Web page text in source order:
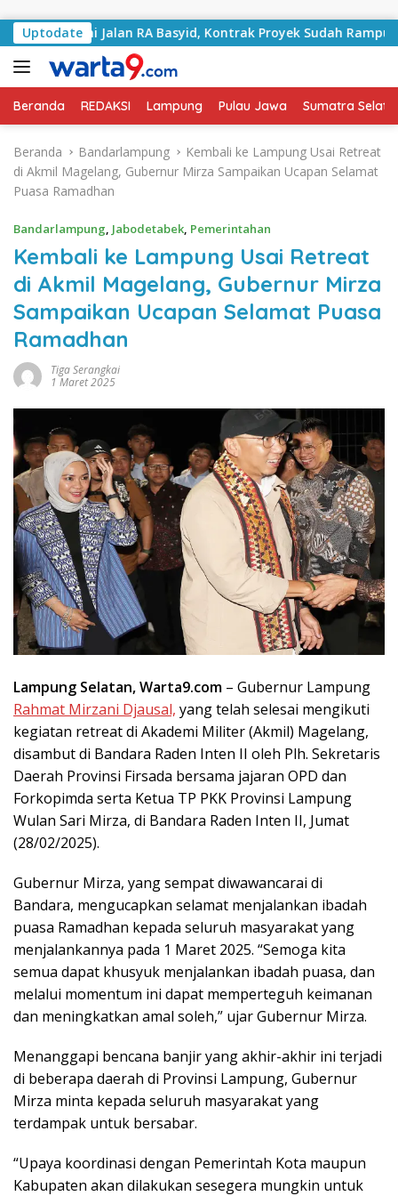
Uptodate
Jalan RA Basyid, Kontrak Proyek Sudah Rampung
Beranda REDAKSI Lampung Pulau Jawa Sumatra
Beranda Bandarlampung
Kembali ke Lampung Usai Retreat
di Akmil Magelang, Gubernur Mirza Sampaikan Ucapan Selamat
Puasa Ramadhan
Bandarlampung, Jabodetabek, Pemerintahan
Kembali ke Lampung Usai Retreat
di Akmil Magelang, Gubernur Mirza
Sampaikan Ucapan Selamat Puasa
Ramadhan
Tiga Serangkai
1 Maret 2025
Lampung Selatan, Warta9.com – Gubernur Lampung
Rahmat Mirzani Djausal, yang telah selesai mengikuti
kegiatan retreat di Akademi Militer (Akmil) Magelang,
disambut di Bandara Raden Inten II oleh Plh. Sekretaris
Daerah Provinsi Firsada bersama jajaran OPD dan
Forkopimda serta Ketua TP PKK Provinsi Lampung
Wulan Sari Mirza, di Bandara Raden Inten II, Jumat
(28/02/2025).
Gubernur Mirza, yang sempat diwawancarai di
Bandara, mengucapkan selamat menjalankan ibadah
puasa Ramadhan kepada seluruh masyarakat yang
menjalankannya pada 1 Maret 2025. “Semoga kita
semua dapat khusyuk menjalankan ibadah puasa, dan
melalui momentum ini dapat memperteguh keimanan
dan meningkatkan amal soleh,” ujar Gubernur Mirza.
Menanggapi bencana banjir yang akhir-akhir ini terjadi
di beberapa daerah di Provinsi Lampung, Gubernur
Mirza minta kepada seluruh masyarakat yang
terdampak untuk bersabar.
“Upaya koordinasi dengan Pemerintah Kota maupun
Kabupaten akan dilakukan sesegera mungkin untuk